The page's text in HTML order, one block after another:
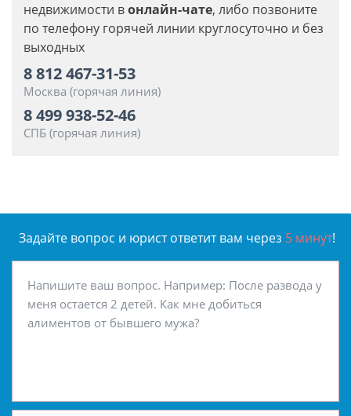
недвижимости вонлайн-чате, либо позвоните
по телефону горячей линии круглосуточно и без
выходных
8 812 467-31-53
Москва (горячая линия)
8 499 938-52-46
СПБ (горячая линия)
Задайте вопрос и юрист ответит вам через 5 минут!